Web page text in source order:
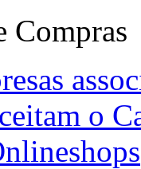
Compras
o